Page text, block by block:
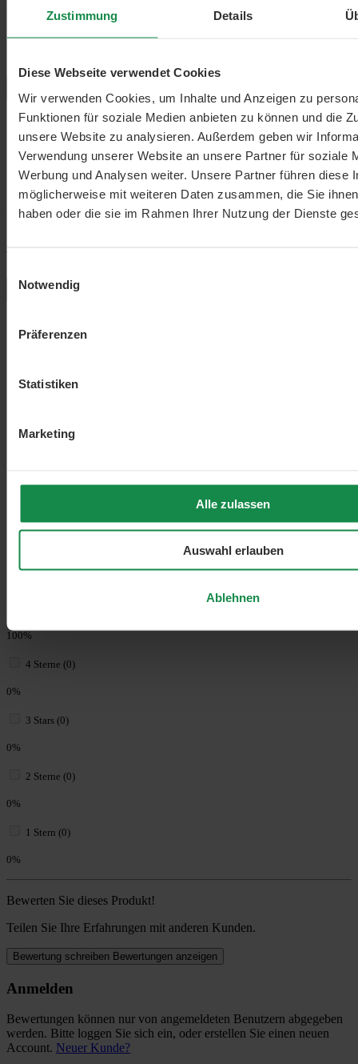
Zustimmung Details
Diese Webseite verwendet Cookies
Wir verwenden Cookies, um Inhalte und Anzeigen zu
Funktionen für soziale Medien anbieten zu können und die
unsere Website zu analysieren. Außerdem geben wir
Verwendung unserer Website an unsere Partner für soziale
Werbung und Analysen weiter. Unsere Partner führen diese
möglicherweise mit weiteren Daten zusammen, die Sie
haben oder die sie im Rahmen Ihrer Nutzung der Dienste
Notwendig
Präferenzen
Statistiken
Marketing
Alle zulassen
Auswahl erlauben
Ablehnen
pikanten Sprossen&nbsp; Die Keime der
Radieschenmischung von Germline sind ein ideale…
Bewertungen
Menü schließen
Radieschenmischung – so ziehen Sie die
pikanten Sprossen
Die Keime der Radieschenmischung von Germline sind ein idealer
Weg, um Ihrem Essen etwas Würze und Vitalität zu verleihen: Sie
schmecken lecker und verschönern mit ihrer Farbenfreude sowohl
Menü schließen
2 von 2 Bewertungen
100%
4 Sterne (0)
0%
3 Stars (0)
0%
2 Sterne (0)
0%
1 Stern (0)
0%
Bewerten Sie dieses Produkt!
Teilen Sie Ihre Erfahrungen mit anderen Kunden.
Bewertung schreiben Bewertungen anzeigen
Anmelden
Bewertungen können nur von angemeldeten Benutzern abgegeben
werden. Bitte loggen Sie sich ein, oder erstellen Sie einen neuen
Account. Neuer Kunde?